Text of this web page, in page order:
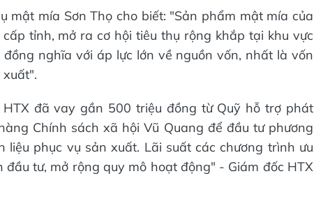
mật mía Sơn Thọ cho biết: "Sản phẩm mật mía của
tỉnh, mở ra cơ hội tiêu thụ rộng khắp tại khu vực
nghĩa với áp lực lớn về nguồn vốn, nhất là vốn
đã vay gần 500 triệu đồng từ Quỹ hỗ trợ phát
Chính sách xã hội Vũ Quang để đầu tư phương
phục vụ sản xuất. Lãi suất các chương trình ưu
tư, mở rộng quy mô hoạt động" - Giám đốc HTX